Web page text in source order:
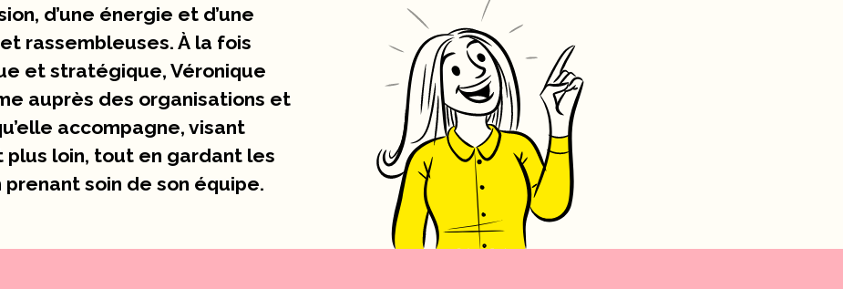
d’une énergie et d’une
rassembleuses. À la fois
et stratégique, Véronique
auprès des organisations et
accompagne, visant
loin, tout en gardant les
soin de son équipe.